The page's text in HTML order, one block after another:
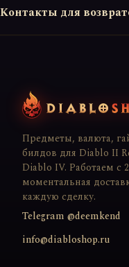
Контакты для
Предметы, валюта,
билдов для Diablo II
Diablo IV. Работаем с
моментальная
каждую сделку.
Telegram @deemkend
info@diabloshop.ru